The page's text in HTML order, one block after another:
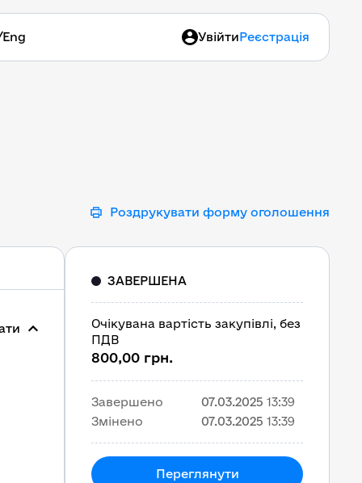
Eng УвійтиРеєстрація
Роздрукувати форму оголошення
ЗАВЕРШЕНА
Очікувана вартість закупівлі, без
ПДВ
800,00 грн.
Завершено 07.03.2025 13:39
Змінено
07.03.2025 13:39
Переглянути